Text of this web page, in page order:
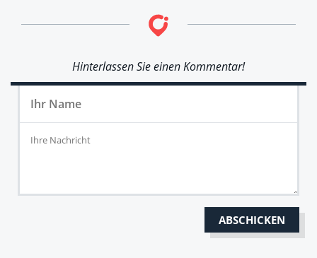
Hinterlassen Sie einen Kommentar!